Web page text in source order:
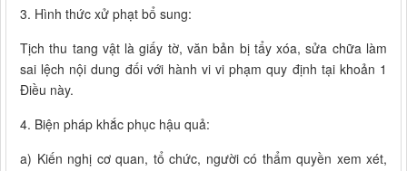
3. Hình thức xử phạt bổ sung:
Tịch thu tang vật là giấy tờ, văn bản bị tẩy xóa, sửa chữa làm
sai lệch nội dung đối với hành vi vi phạm quy định tại khoản 1
Điều này.
4. Biện pháp khắc phục hậu quả:
a) Kiến nghị cơ quan, tổ chức, người có thẩm quyền xem xét,